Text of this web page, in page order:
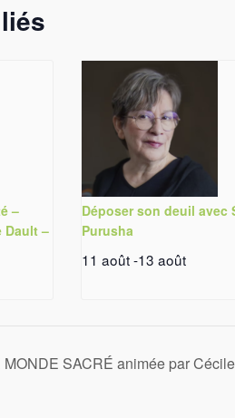
–
Dault –
Déposer son deuil avec
Purusha
11 août-13 août
SACRÉ animée par